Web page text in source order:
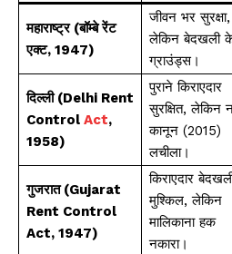
महाराष्ट्र (बॉम्बे रेंट
एक्ट, 1947)
जीवन भर सुरक्षा,
लेकिन बेदखली
ग्राउंड्स।
दिल्ली (Delhi Rent
Control Act,
1958)
पुराने किराएदार
सुरक्षित, लेकिन
कानून (2015)
लचीला।
गुजरात (Gujarat
Rent Control
Act, 1947)
किराएदार
मुश्किल, लेकिन
मालिकाना हक
नकारा।